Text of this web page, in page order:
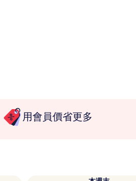
用會員價省更多